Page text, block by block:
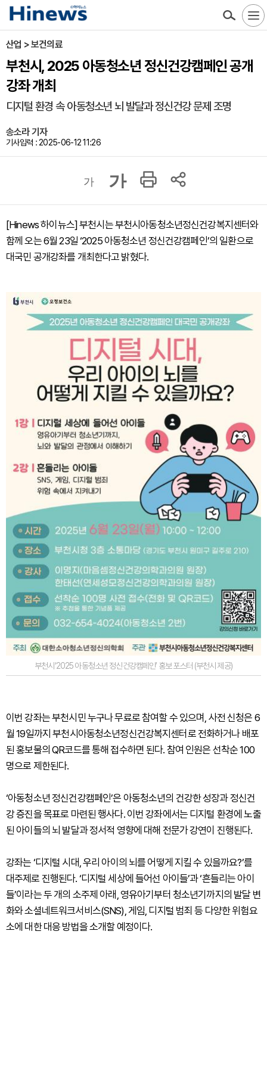
산업 > 보건의료
부천시, 2025 아동청소년 정신건강캠페인 공개
강좌 개최
디지털 환경 속 아동청소년 뇌 발달과 정신건강 문제 조명
송소라 기자
기사입력 : 2025-06-12 11:26
가 가
[Hinews 하이뉴스] 부천시는 부천시아동청소년정신건강복지센터와
함께 오는 6월 23일 ‘2025 아동청소년 정신건강캠페인’의 일환으로
대국민 공개강좌를 개최한다고 밝혔다.
부천시‘2025 아동청소년 정신건강캠페인’ 홍보 포스터 (부천시 제공)
이번 강좌는 부천시민 누구나 무료로 참여할 수 있으며, 사전 신청은 6
월 19일까지 부천시아동청소년정신건강복지센터로 전화하거나 배포
된 홍보물의 QR코드를 통해 접수하면 된다. 참여 인원은 선착순 100
명으로 제한된다.
‘아동청소년 정신건강캠페인’은 아동청소년의 건강한 성장과 정신건
강 증진을 목표로 마련된 행사다. 이번 강좌에서는 디지털 환경에 노출
된 아이들의 뇌 발달과 정서적 영향에 대해 전문가 강연이 진행된다.
강좌는 ‘디지털 시대, 우리 아이의 뇌를 어떻게 지킬 수 있을까요?’를
대주제로 진행된다. ‘디지털 세상에 들어선 아이들’과 ‘흔들리는 아이
들’이라는 두 개의 소주제 아래, 영유아기부터 청소년기까지의 발달 변
화와 소셜네트워크서비스(SNS), 게임, 디지털 범죄 등 다양한 위험요
소에 대한 대응 방법을 소개할 예정이다.